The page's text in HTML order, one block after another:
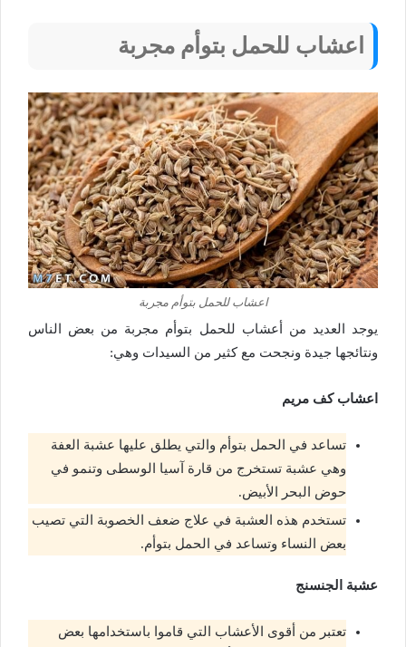
اعشاب للحمل بتوأم مجربة
اعشاب للحمل بتوأم مجربة
يوجد العديد من أعشاب للحمل بتوأم مجربة من بعض الناس
ونتائجها جيدة ونجحت مع كثير من السيدات وهي:
اعشاب كف مريم
تساعد في الحمل بتوأم والتي يطلق عليها عشبة العفة
وهي عشبة تستخرج من قارة آسيا الوسطى وتنمو في
حوض البحر الأبيض.
تستخدم هذه العشبة في علاج ضعف الخصوبة التي تصيب
بعض النساء وتساعد في الحمل بتوأم.
عشبة الجنسنج
تعتبر من أقوى الأعشاب التي قاموا باستخدامها بعض